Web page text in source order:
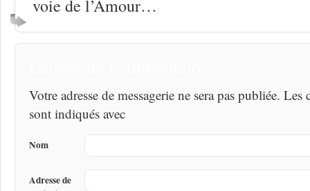
voie de l’Amour…
Votre adresse de messagerie ne sera pas publiée.
sont indiqués avec
Nom
Adresse de